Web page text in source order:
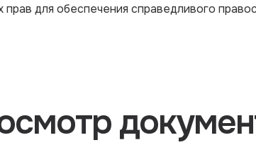
прав для обеспечения справедливого